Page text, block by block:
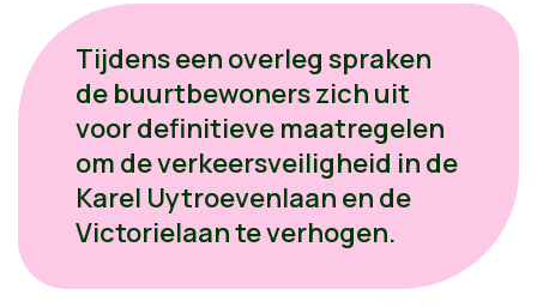
Tijdens een overleg spraken
de buurtbewoners zich uit
voor definitieve maatregelen
om de verkeersveiligheid in de
Karel Uytroevenlaan en de
Victorielaan te verhogen.